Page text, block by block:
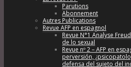
Parutions
Abonnement
Autres Publications
Revue AFP en espagnol
Revue N°1 Analyse
de lo sexual
Revue nº 2 – AFP en
perversión,
defensa del sujeto del